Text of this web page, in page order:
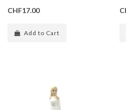
CHF17.00
Add to Cart